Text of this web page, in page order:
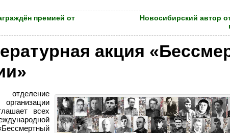
премией от
Новосибирский автор
акция
всех